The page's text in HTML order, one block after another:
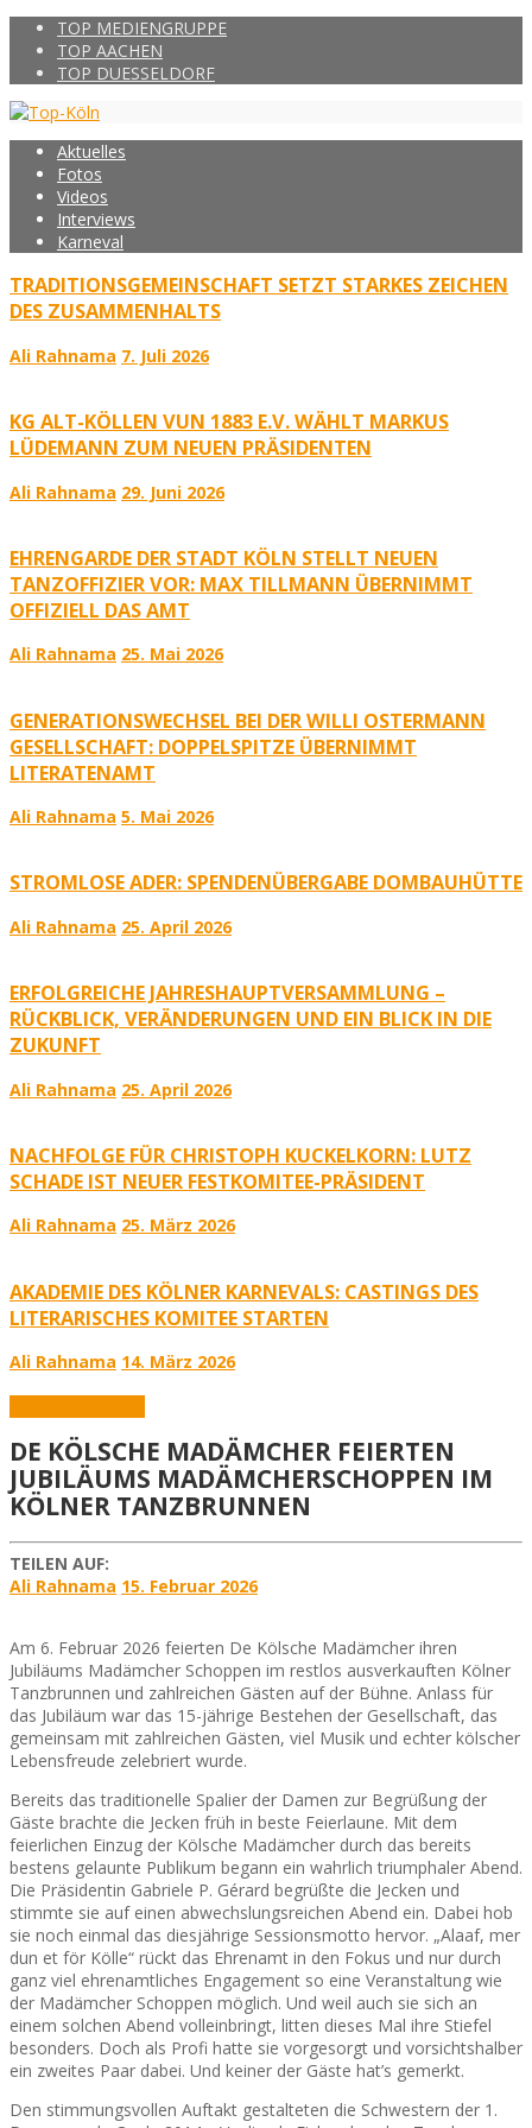
TOP MEDIENGRUPPE
TOP AACHEN
TOP DUESSELDORF
Aktuelles
Fotos
Videos
Interviews
Karneval
TRADITIONSGEMEINSCHAFT SETZT STARKES ZEICHEN
DES ZUSAMMENHALTS
Ali Rahnama 7. Juli 2026
KG ALT-KÖLLEN VUN 1883 E.V. WÄHLT MARKUS
LÜDEMANN ZUM NEUEN PRÄSIDENTEN
Ali Rahnama 29. Juni 2026
EHRENGARDE DER STADT KÖLN STELLT NEUEN
TANZOFFIZIER VOR: MAX TILLMANN ÜBERNIMMT
OFFIZIELL DAS AMT
Ali Rahnama 25. Mai 2026
GENERATIONSWECHSEL BEI DER WILLI OSTERMANN
GESELLSCHAFT: DOPPELSPITZE ÜBERNIMMT
LITERATENAMT
Ali Rahnama 5. Mai 2026
STROMLOSE ADER: SPENDENÜBERGABE DOMBAUHÜTTE
Ali Rahnama 25. April 2026
ERFOLGREICHE JAHRESHAUPTVERSAMMLUNG –
RÜCKBLICK, VERÄNDERUNGEN UND EIN BLICK IN DIE
ZUKUNFT
Ali Rahnama 25. April 2026
NACHFOLGE FÜR CHRISTOPH KUCKELKORN: LUTZ
SCHADE IST NEUER FESTKOMITEE-PRÄSIDENT
Ali Rahnama 25. März 2026
AKADEMIE DES KÖLNER KARNEVALS: CASTINGS DES
LITERARISCHES KOMITEE STARTEN
Ali Rahnama 14. März 2026
DE KÖLSCHE MADÄMCHER FEIERTEN
JUBILÄUMS MADÄMCHERSCHOPPEN IM
KÖLNER TANZBRUNNEN
TEILEN AUF:
Ali Rahnama 15. Februar 2026
Am 6. Februar 2026 feierten De Kölsche Madämcher ihren
Jubiläums Madämcher Schoppen im restlos ausverkauften Kölner
Tanzbrunnen und zahlreichen Gästen auf der Bühne. Anlass für
das Jubiläum war das 15-jährige Bestehen der Gesellschaft, das
gemeinsam mit zahlreichen Gästen, viel Musik und echter kölscher
Lebensfreude zelebriert wurde.
Bereits das traditionelle Spalier der Damen zur Begrüßung der
Gäste brachte die Jecken früh in beste Feierlaune. Mit dem
feierlichen Einzug der Kölsche Madämcher durch das bereits
bestens gelaunte Publikum begann ein wahrlich triumphaler Abend.
Die Präsidentin Gabriele P. Gérard begrüßte die Jecken und
stimmte sie auf einen abwechslungsreichen Abend ein. Dabei hob
sie noch einmal das diesjährige Sessionsmotto hervor. „Alaaf, mer
dun et för Kölle“ rückt das Ehrenamt in den Fokus und nur durch
ganz viel ehrenamtliches Engagement so eine Veranstaltung wie
der Madämcher Schoppen möglich. Und weil auch sie sich an
einem solchen Abend volleinbringt, litten dieses Mal ihre Stiefel
besonders. Doch als Profi hatte sie vorgesorgt und vorsichtshalber
ein zweites Paar dabei. Und keiner der Gäste hat’s gemerkt.
Den stimmungsvollen Auftakt gestalteten die Schwestern der 1.